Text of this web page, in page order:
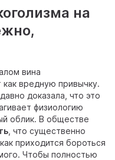
на
вредную привычку.
доказала, что это
физиологию
облик. В обществе
, что существенно
приходится бороться
Чтобы полностью